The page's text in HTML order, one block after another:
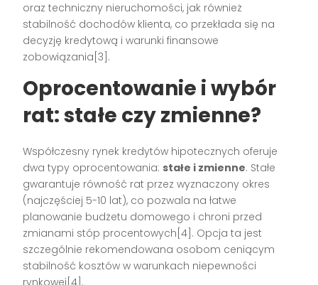
oraz techniczny nieruchomości, jak również
stabilność dochodów klienta, co przekłada się na
decyzję kredytową i warunki finansowe
zobowiązania[3].
Oprocentowanie i wybór
rat: stałe czy zmienne?
Współczesny rynek kredytów hipotecznych oferuje
dwa typy oprocentowania: stałe i zmienne. Stałe
gwarantuje równość rat przez wyznaczony okres
(najczęściej 5-10 lat), co pozwala na łatwe
planowanie budżetu domowego i chroni przed
zmianami stóp procentowych[4]. Opcja ta jest
szczególnie rekomendowana osobom ceniącym
stabilność kosztów w warunkach niepewności